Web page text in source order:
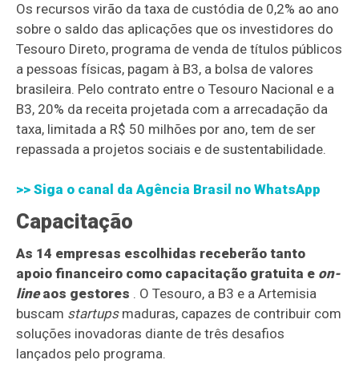
Os recursos virão da taxa de custódia de 0,2% ao ano
sobre o saldo das aplicações que os investidores do
Tesouro Direto, programa de venda de títulos públicos
a pessoas físicas, pagam à B3, a bolsa de valores
brasileira. Pelo contrato entre o Tesouro Nacional e a
B3, 20% da receita projetada com a arrecadação da
taxa, limitada a R$ 50 milhões por ano, tem de ser
repassada a projetos sociais e de sustentabilidade.
>> Siga o canal daAgência Brasil no WhatsApp
Capacitação
As 14 empresas escolhidas receberão tanto
apoio financeiro como capacitação gratuita e on-
lineaos gestores . O Tesouro, a B3 e a Artemisia
buscam startupsmaduras, capazes de contribuir com
soluções inovadoras diante de três desafios
lançados pelo programa.